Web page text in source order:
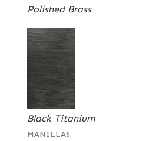
Polished Brass
Black Titanium
MANILLAS